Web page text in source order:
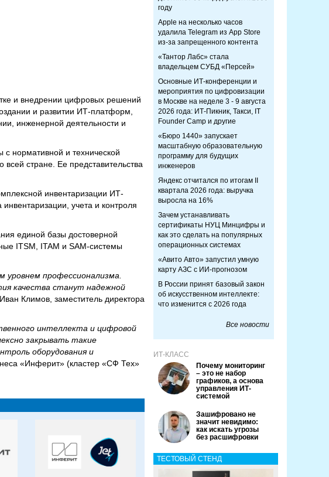
и внедрении цифровых решений
и развитии ИТ-платформ,
инженерной деятельности и
нормативной и технической
стране. Ее представительства
инвентаризации ИТ-
учета и контроля
единой базы достоверной
ITSM, ITAM и SAM-системы
профессионализма.
качества станут надежной
Климов, заместитель директора
интеллекта и цифровой
закрывать такие
оборудования и
«Инферит» (кластер «СФ Тех»
году
Apple на несколько часов
удалила Telegram из App Store
из-за запрещенного контента
«Тантор Лабс» стала
владельцем СУБД «Персей»
Основные ИТ-конференции и
мероприятия по цифровизации
в Москве на неделе 3 - 9 августа
2026 года: ИТ-Пикник, Такси, IT
Founder Camp и другие
«Бюро 1440» запускает
масштабную образовательную
программу для будущих
инженеров
Яндекс отчитался по итогам II
квартала 2026 года: выручка
выросла на 16%
Зачем устанавливать
сертификаты НУЦ Минцифры и
как это сделать на популярных
операционных системах
«Авито Авто» запустил умную
карту АЗС с ИИ-прогнозом
В России принят базовый закон
об искусственном интеллекте:
что изменится с 2026 года
Все новости
ИТ-КЛАСС
Почему мониторинг
– это не набор
графиков, а основа
управления ИТ-
системой
Зашифровано не
значит невидимо:
как искать угрозы
без расшифровки
ТЕСТОВЫЙ СТЕНД